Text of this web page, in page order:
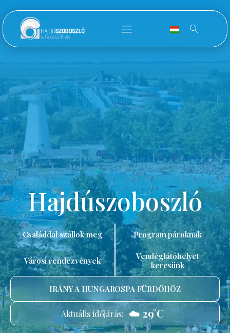
Hajdúszoboszló
Családdal szállok meg Program pároknak
Városi rendezvények
Vendéglátóhelyet
keresünk
IRÁNY A HUNGAROSPA FÜRDŐHÖZ
Aktuális időjárás: ☁️ 29°C